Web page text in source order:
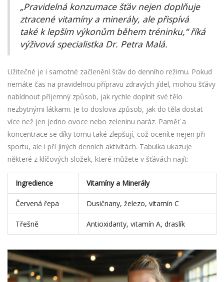
„Pravidelná konzumace šťáv nejen doplňuje
ztracené vitamíny a minerály, ale přispívá
také k lepším výkonům během tréninku,“ říká
výživová specialistka Dr. Petra Malá.
Užitečné je i samotné začlenění šťáv do denního režimu. Pokud
nemáte čas na pravidelnou přípravu zdravých jídel, mohou šťávy
nabídnout příjemný způsob, jak rychle doplnit své tělo
nezbytnými látkami. Je to doslova způsob, jak do těla dostat
více než jen jedno ovoce nebo zeleninu naráz. Paměť a
koncentrace se díky tomu také zlepšují, což oceníte nejen při
sportu, ale i při jiných denních aktivitách. Tabulka ukazuje
některé z klíčových složek, které můžete v šťávách najít:
Ingredience Vitamíny a Minerály
Červená řepa Dusičnany, železo, vitamín C
Třešně Antioxidanty, vitamín A, draslík